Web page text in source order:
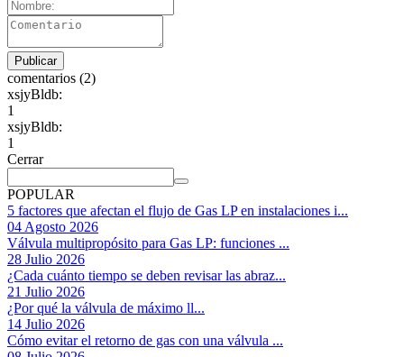
comentarios (2)
xsjyBldb:
1
xsjyBldb:
1
Cerrar
POPULAR
5 factores que afectan el flujo de Gas LP en instalaciones i...
04 Agosto 2026
Válvula multipropósito para Gas LP: funciones ...
28 Julio 2026
¿Cada cuánto tiempo se deben revisar las abraz...
21 Julio 2026
¿Por qué la válvula de máximo ll...
14 Julio 2026
Cómo evitar el retorno de gas con una válvula ...